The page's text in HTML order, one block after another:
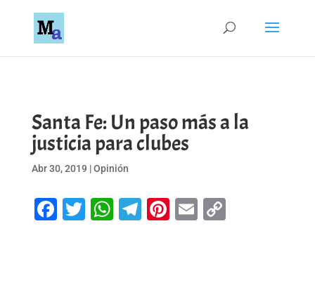
Santa Fe: Un paso más a la
justicia para clubes
Abr 30, 2019 |Opinión
Facebook
Twitter
WhatsApp
Telegram
Pinterest
EmailCopy